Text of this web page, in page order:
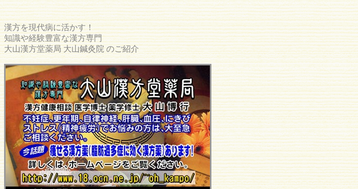
漢方を現代病に活かす！
知識や経験豊富な漢方専門
大山漢方堂薬局 大山鍼灸院 のご紹介